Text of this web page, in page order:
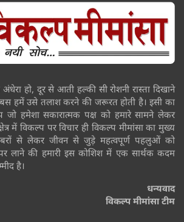
हो, दूर से आती हल्की सी रोशनी रास्ता दिखाने
हमें उसे तलाश करने की जरूरत होती है। इसी का
जो हमेशा सकारात्मक पक्ष को हमारे सामने लेकर
में विकल्प पर विचार ही विकल्प मीमांसा का मुख्य
से लेकर जीवन से जुड़े महत्वपूर्ण पहलुओं को
लाने की हमारी इस कोशिश में एक सार्थक कदम
है।
धन्यवाद
विकल्प मीमांसा टीम